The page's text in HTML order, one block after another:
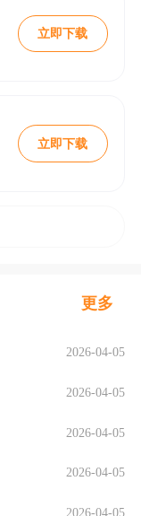
立即下载
立即下载
更多
2026-04-05
2026-04-05
2026-04-05
2026-04-05
2026-04-05